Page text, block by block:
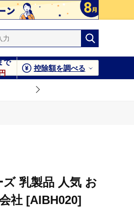
で
控除額を調べる
乳製品 人気 お
社 [AIBH020]